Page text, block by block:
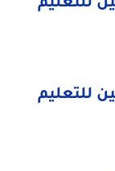
للتعليم
للتعليم